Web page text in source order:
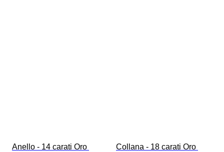
Anello - 14 carati Oro
Collana - 18 carati Oro